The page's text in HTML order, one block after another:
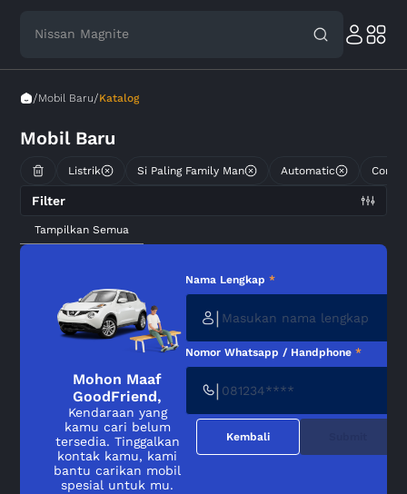
Nissan Magnite
/Mobil Baru/Katalog
Mobil Baru
Listrik Si Paling Family Man Automatic
Filter
Tampilkan Semua
Mohon Maaf
GoodFriend,
Kendaraan yang
kamu cari belum
tersedia. Tinggalkan
kontak kamu, kami
bantu carikan mobil
spesial untuk mu.
Nama Lengkap*
|
Nomor Whatsapp / Handphone*
|
Kembali